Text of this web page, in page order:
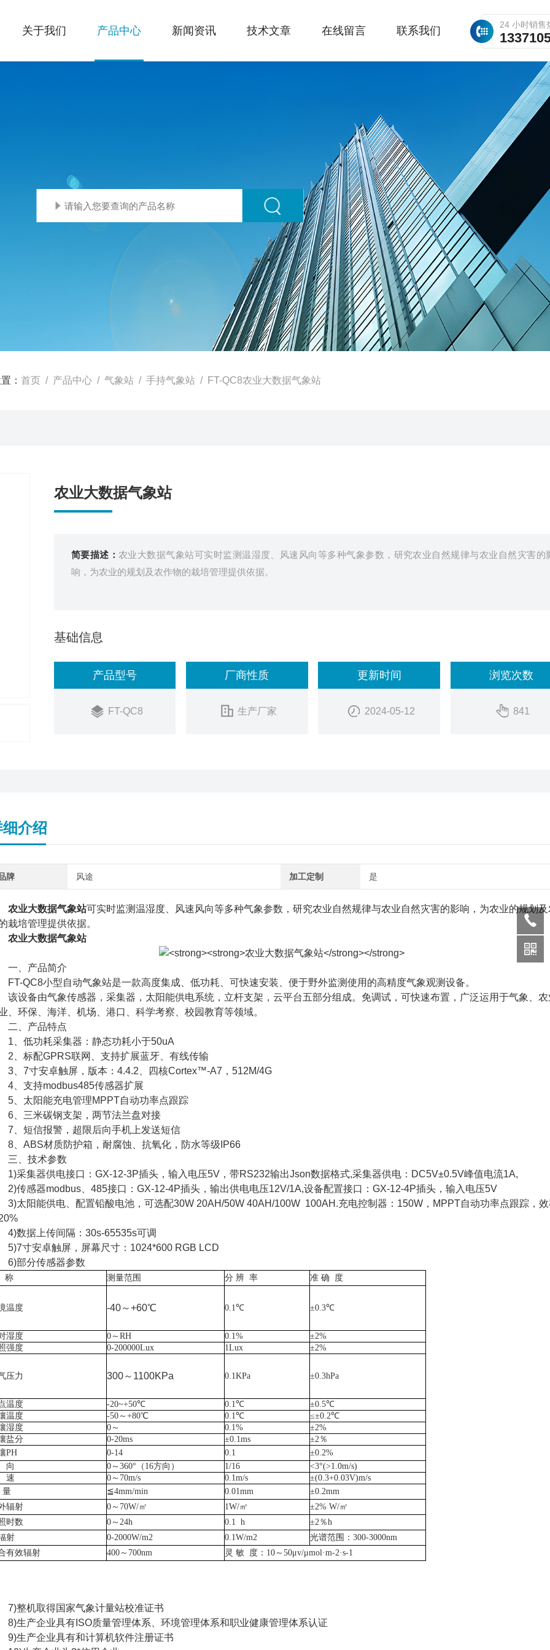
24 小时销售
关于我们 产品中心 新闻资讯 技术文章 在线留言 联系我们
： 首页 / 产品中心 / 气象站 / 手持气象站 / FT-QC8农业大数据气象站
农业大数据气象站
简要描述： 农业大数据气象站可实时监测温湿度、风速风向等多种气象参数，研究农业自然规律与农业自然灾害的
响，为农业的规划及农作物的栽培管理提供依据。
基础信息
产品型号
FT-QC8
厂商性质
生产厂家
更新时间
2024-05-12
浏览次数
841
介绍
牌 风途 加工定制 是
农业大数据气象站可实时监测温湿度、风速风向等多种气象参数，研究农业自然规律与农业自然灾害的影响，为农业的规划
栽培管理提供依据。
农业大数据气象站
产品简介
QC8小型自动气象站是一款高度集成、低功耗、可快速安装、便于野外监测使用的高精度气象观测设备。
备由气象传感器，采集器，太阳能供电系统，立杆支架，云平台五部分组成。免调试，可快速布置，广泛运用于气象、农
、环保、海洋、机场、港口、科学考察、校园教育等领域。
产品特点
低功耗采集器：静态功耗小于50uA
标配GPRS联网、支持扩展蓝牙、有线传输
7寸安卓触屏，版本：4.4.2、四核Cortex™-A7，512M/4G
支持modbus485传感器扩展
太阳能充电管理MPPT自动功率点跟踪
三米碳钢支架，两节法兰盘对接
短信报警，超限后向手机上发送短信
ABS材质防护箱，耐腐蚀、抗氧化，防水等级IP66
技术参数
集器供电接口：GX-12-3P插头，输入电压5V，带RS232输出Json数据格式,采集器供电：DC5V±0.5V峰值电流1A,
感器modbus、485接口：GX-12-4P插头，输出供电电压12V/1A,设备配置接口：GX-12-4P插头，输入电压5V
阳能供电、配置铅酸电池，可选配30W 20AH/50W 40AH/100W 100AH.充电控制器：150W，MPPT自动功率点跟踪，效
据上传间隔：30s-65535s可调
寸安卓触屏，屏幕尺寸：1024*600 RGB LCD
分传感器参数
测量范围 分 辨 率 准 确 度
温度 -40～+60℃ 0.1℃ ±0.3℃
湿度 0～RH 0.1%
±2%
强度
0-200000Lux 1Lux ±2%
压力 300～1100KPa 0.1KPa ±0.3hPa
温度 -20~+50℃ 0.1℃
±0.5℃
温度
-50～+80℃ 0.1℃
≤±0.2℃
湿度
0～ 0.1%
±2%
盐分
0-20ms ±0.1ms
±2％
PH 0-14 0.1
±0.2%
向
0～360°（16方向） 1/16
<3°(>1.0m/s)
速
0～70m/s 0.1m/s
±(0.3+0.03V)m/s
≦4mm/min 0.01mm
±0.2mm
辐射
0～70W/㎡ 1W/㎡
±2% W/㎡
时数
0～24h 0.1 h
±2％h
射
0-2000W/m2 0.1W/m2 光谱范围： 300-3000nm
有效辐射
400～700nm 灵 敏 度：10～50μv/μmol·m-2·s-1
机取得国家气象计量站校准证书
产企业具有ISO质量管理体系、环境管理体系和职业健康管理体系认证
产企业具有和计算机软件注册证书